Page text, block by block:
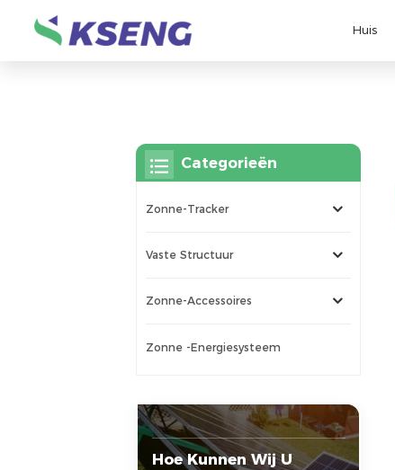
Huis
Categorieën
Zonne-Tracker
Vaste Structuur
Zonne-Accessoires
Zonne -energiesysteem
Hoe Kunnen Wij U